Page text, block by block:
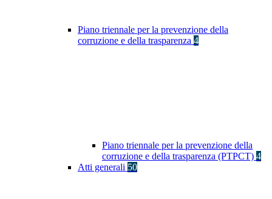
Piano triennale per la prevenzione della
corruzione e della trasparenza 4
Piano triennale per la prevenzione della
corruzione e della trasparenza (PTPCT) 4
Atti generali 50